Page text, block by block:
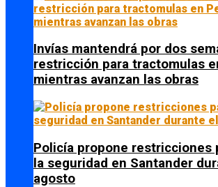
Invías mantendrá por dos
restricción para tractomulas
mientras avanzan las obras
Policía propone restricciones
la seguridad en Santander
agosto